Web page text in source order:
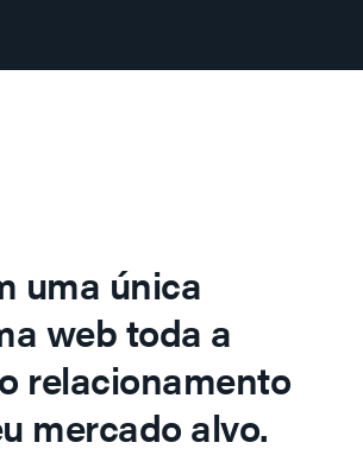
uma única
web toda a
relacionamento
mercado alvo.